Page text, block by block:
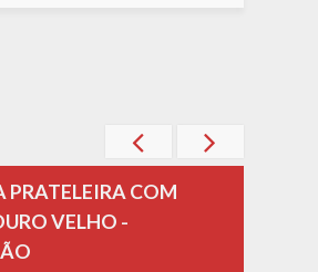
PRATELEIRA COM
VELHO -